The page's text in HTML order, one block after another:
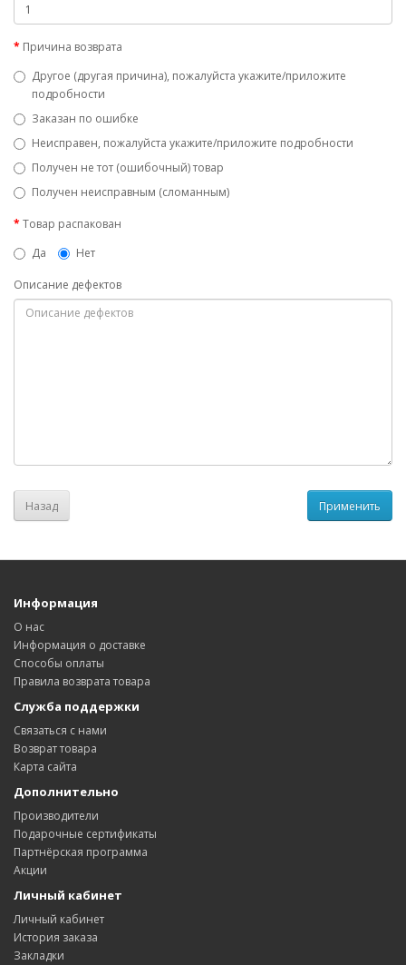
Причина возврата
Другое (другая причина), пожалуйста укажите/приложите
подробности
Заказан по ошибке
Неисправен, пожалуйста укажите/приложите подробности
Получен не тот (ошибочный) товар
Получен неисправным (сломанным)
Товар распакован
Да
Нет
Описание дефектов
Назад
Информация
О нас
Информация о доставке
Способы оплаты
Правила возврата товара
Служба поддержки
Связаться с нами
Возврат товара
Карта сайта
Дополнительно
Производители
Подарочные сертификаты
Партнёрская программа
Акции
Личный кабинет
Личный кабинет
История заказа
Закладки